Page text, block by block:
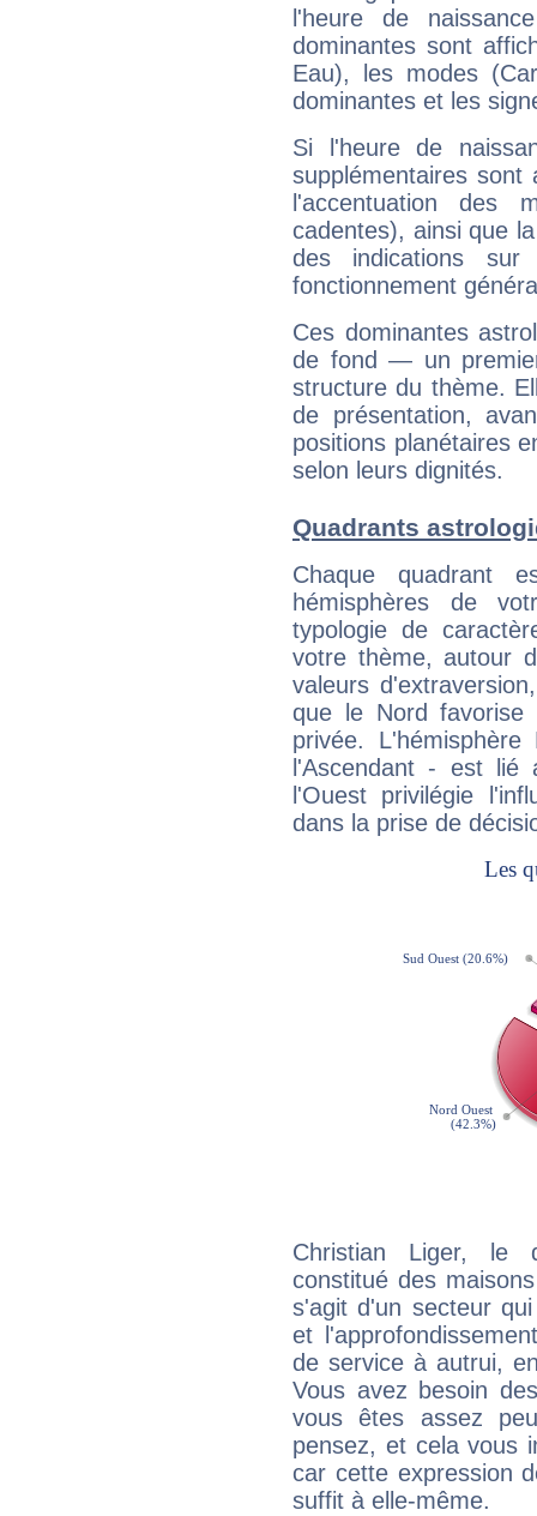
l'heure de
dominantes sont
Eau), les modes
dominantes et les
Si l'heure de
supplémentaires sont
l'accentuation des
cadentes), ainsi que
des indications sur
fonctionnement
Ces dominantes
de fond — un
structure du thème.
de présentation,
positions planétaires
selon leurs dignités.
Quadrants
Chaque quadrant
hémisphères de
typologie de
votre thème, autour
valeurs
que le Nord favorise
privée.
l'Ascendant - est
l'Ouest privilégie
dans la prise de
Christian Liger, le
constitué des
s'agit d'un secteur
et
de service à autrui,
Vous avez besoin
vous êtes assez
pensez, et cela vous
car cette expression
suffit à elle-même.